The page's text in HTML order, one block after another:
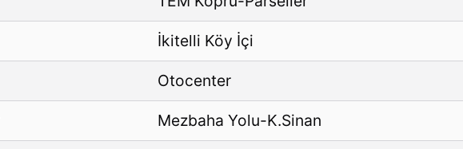
İkitelli Köy İçi
Otocenter
Mezbaha Yolu-K.Sinan